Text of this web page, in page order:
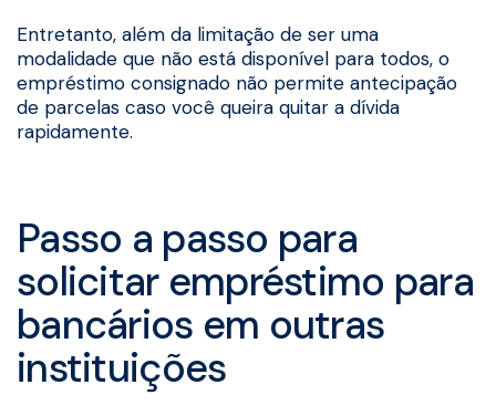
Entretanto, além da limitação de ser uma
modalidade que não está disponível para todos, o
empréstimo consignado não permite antecipação
de parcelas caso você queira quitar a dívida
rapidamente.
Passo a passo para
solicitar empréstimo para
bancários em outras
instituições